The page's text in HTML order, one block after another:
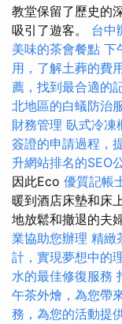
教堂保留了歷史的
吸引了遊客。 台中
美味的茶會餐點 下
用，了解土葬的費
薦，找到最合適的
北地區的白蟻防治
財務管理 臥式冷凍
簽證的申請過程，
升網站排名的SEO
因此Eco 優質記帳
暖到酒店床墊和床
地放鬆和撤退的夫
業協助您辦理 精緻
計，實現夢想中的
水的最佳修復服務
午茶外燴，為您帶
務，為您的活動提